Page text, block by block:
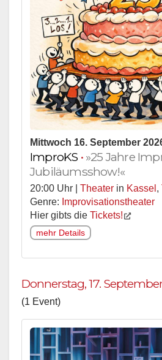
Mittwoch 16. September
ImproKS • »25 Jahre
Jubiläumsshow!«
20:00 Uhr | Theater in Kassel ,
Genre: Improvisationstheater
Hier gibts die Tickets!
mehr Details
Donnerstag, 17.
(1 Event)